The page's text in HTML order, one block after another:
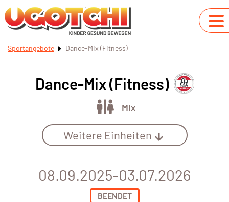
Sportangebote Dance-Mix (Fitness)
Dance-Mix (Fitness)
Mix
Weitere Einheiten
08.09.2025-03.07.2026
BEENDET